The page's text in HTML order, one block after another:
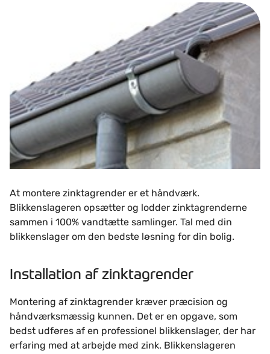
At montere zinktagrender er et håndværk.
Blikkenslageren opsætter og lodder zinktagrenderne
sammen i 100% vandtætte samlinger. Tal med din
blikkenslager om den bedste løsning for din bolig.
Installation af zinktagrender
Montering af zinktagrender kræver præcision og
håndværksmæssig kunnen. Det er en opgave, som
bedst udføres af en professionel blikkenslager, der har
erfaring med at arbejde med zink. Blikkenslageren